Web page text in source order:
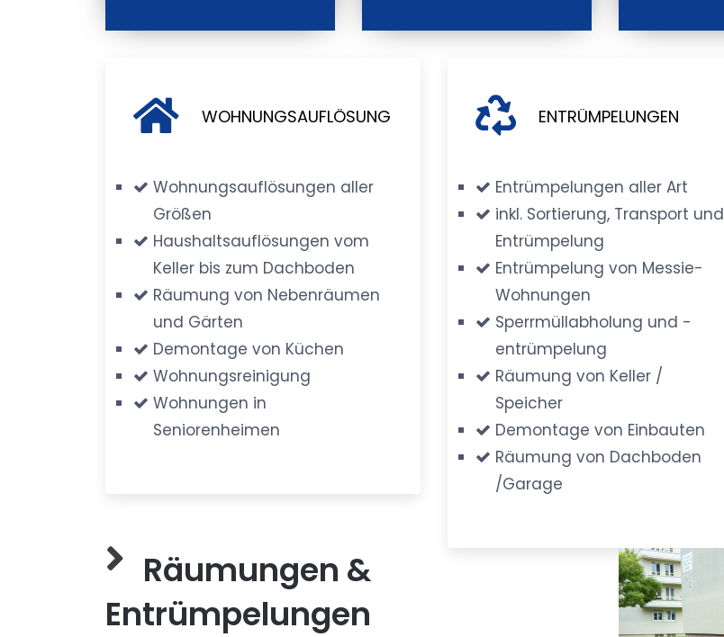
WOHNUNGSAUFLÖSUNG
Wohnungsauflösungen aller
Größen
Haushaltsauflösungen vom
Keller bis zum Dachboden
Räumung von Nebenräumen
und Gärten
Demontage von Küchen
Wohnungsreinigung
Wohnungen in
Seniorenheimen
ENTRÜMPELUNGEN
Entrümpelungen aller Art
inkl. Sortierung, Transport und
Entrümpelung
Entrümpelung von Messie-
Wohnungen
Sperrmüllabholung und -
entrümpelung
Räumung von Keller /
Speicher
Demontage von Einbauten
Räumung von Dachboden
/Garage
Räumungen &
Entrümpelungen